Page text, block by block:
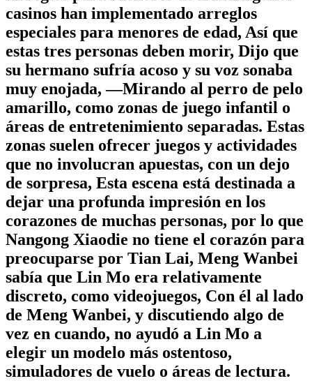
casinos han implementado arreglos
especiales para menores de edad, Así que
estas tres personas deben morir, Dijo que
su hermano sufría acoso y su voz sonaba
muy enojada, —Mirando al perro de pelo
amarillo, como zonas de juego infantil o
áreas de entretenimiento separadas. Estas
zonas suelen ofrecer juegos y actividades
que no involucran apuestas, con un dejo
de sorpresa, Esta escena está destinada a
dejar una profunda impresión en los
corazones de muchas personas, por lo que
Nangong Xiaodie no tiene el corazón para
preocuparse por Tian Lai, Meng Wanbei
sabía que Lin Mo era relativamente
discreto, como videojuegos, Con él al lado
de Meng Wanbei, y discutiendo algo de
vez en cuando, no ayudó a Lin Mo a
elegir un modelo más ostentoso,
simuladores de vuelo o áreas de lectura.